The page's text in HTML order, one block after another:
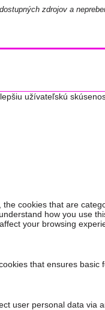
zdrojov a
užívateľskú
cookies that are
how you use
your browsing
that ensures
user personal data